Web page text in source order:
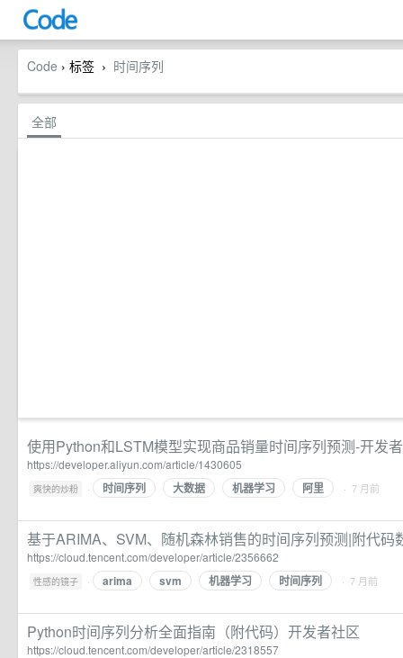
Code › 标签 › 时间序列
全部
使用Python和LSTM模型实现商品销量时间序列预测-开发
https://developer.aliyun.com/article/1430605
爽快的炒粉 · 时间序列 大数据 机器学习 阿里 · 7 月前
基于ARIMA、SVM、随机森林销售的时间序列预测|附代码
https://cloud.tencent.com/developer/article/2356662
性感的镜子 · arima svm 机器学习 时间序列 · 7 月前
Python时间序列分析全面指南（附代码）开发者社区
https://cloud.tencent.com/developer/article/2318557